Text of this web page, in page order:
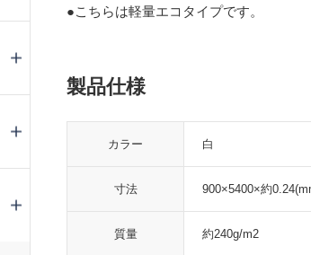
●こちらは軽量エコタイプです。
製品仕様
カラー 白
寸法 900×5400×約
質量 約240g/m2